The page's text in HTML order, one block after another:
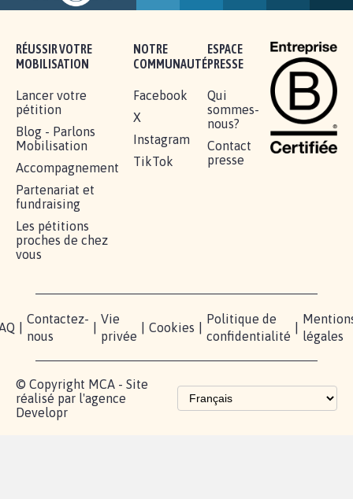
RÉUSSIR VOTRE
MOBILISATION
Lancer votre
pétition
Blog - Parlons
Mobilisation
Accompagnement
Partenariat et
fundraising
Les pétitions
proches de chez
vous
NOTRE
COMMUNAUTÉ
Facebook
X
Instagram
TikTok
ESPACE
PRESSE
Qui
sommes-
nous?
Contact
presse
Contactez-
nous
Vie
privée
Cookies
Politique de
confidentialité
légales
© Copyright MCA - Site
réalisé par l'agence
Developr